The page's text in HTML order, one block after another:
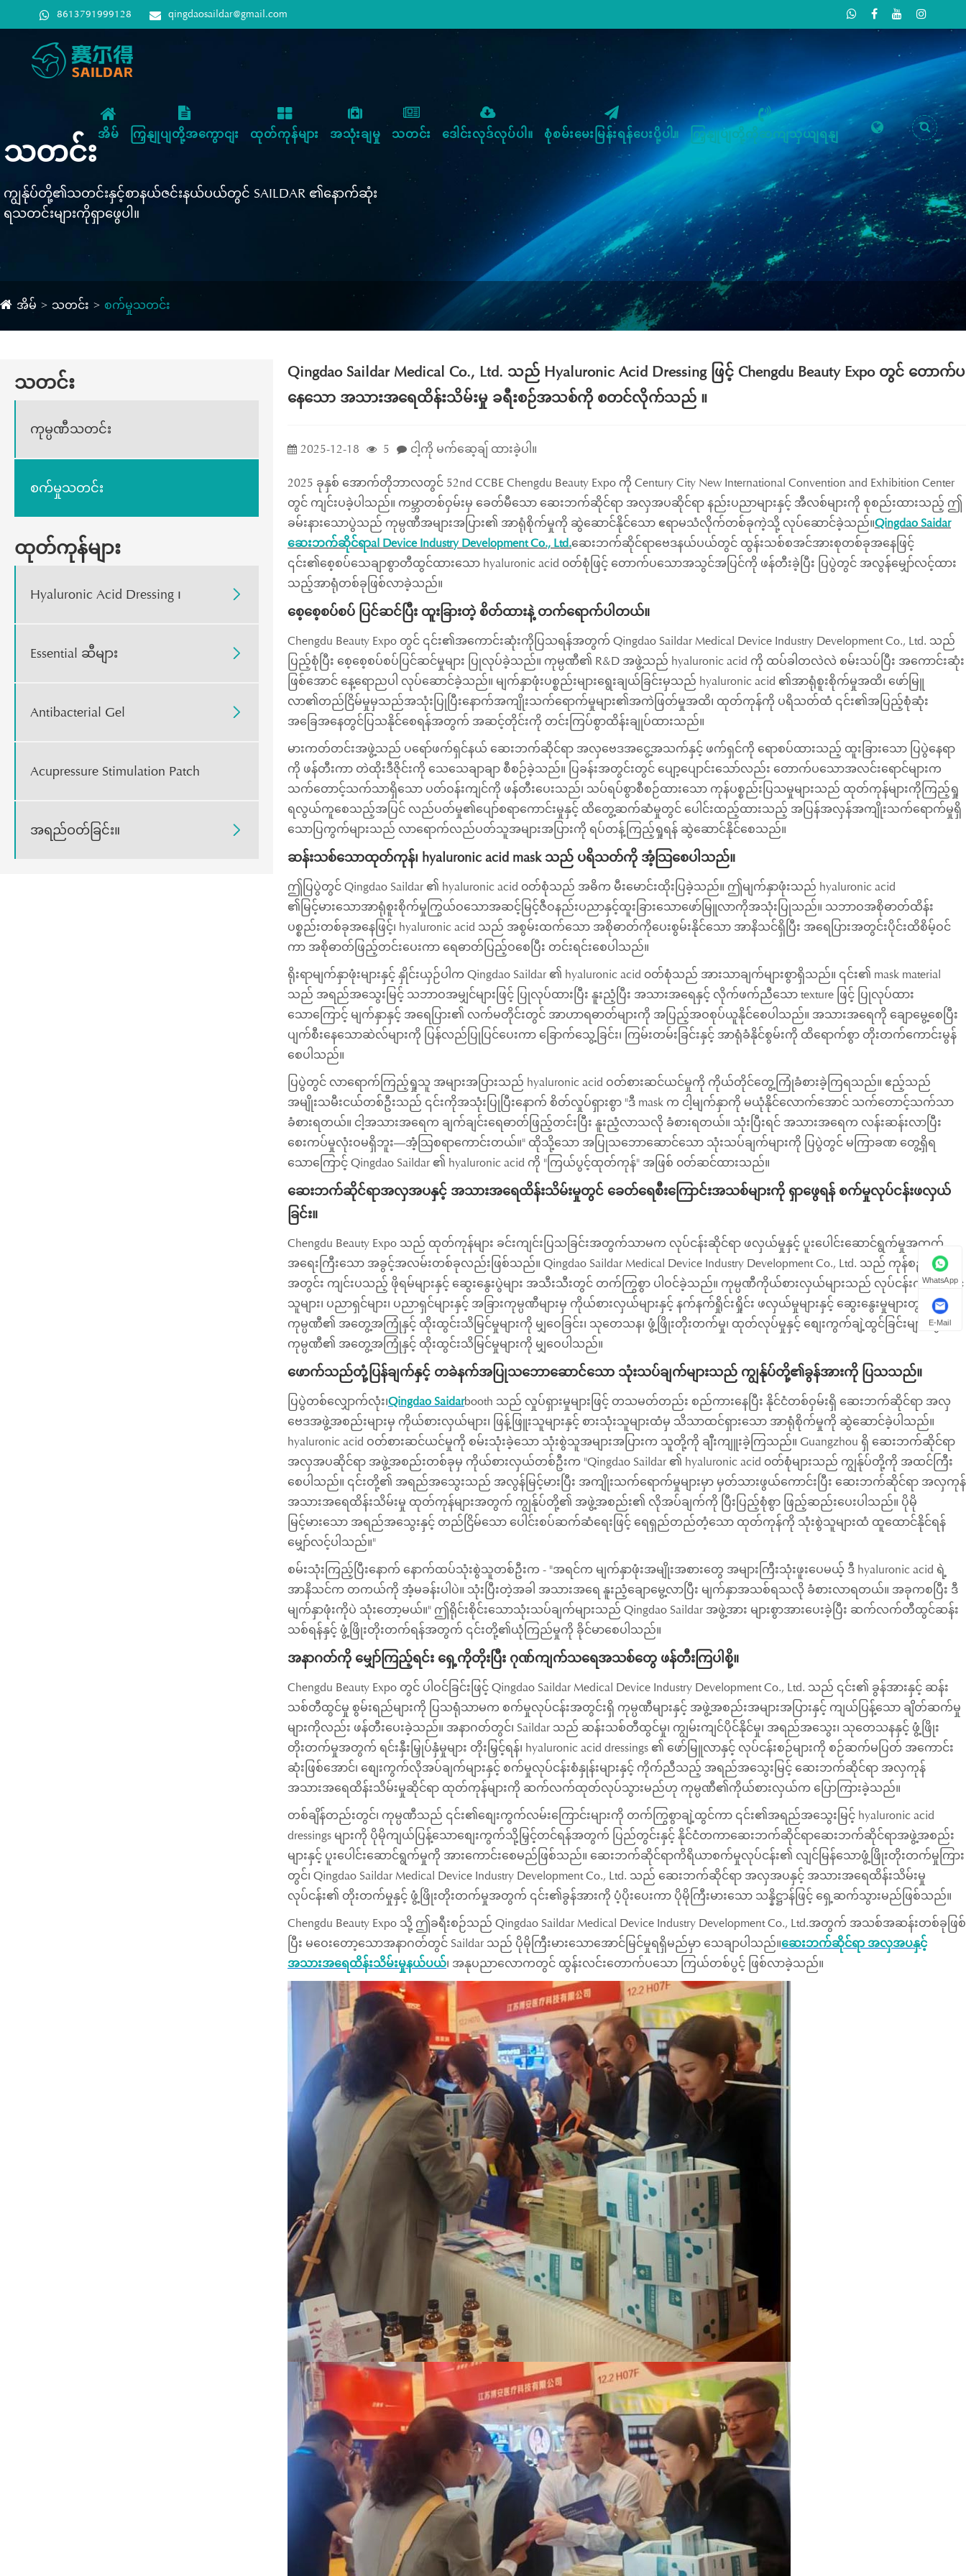
8613791999128 qingdaosaildar@gmail.com
အိမ် ကြှနျုပျတို့အကွောငျး ထုတ်ကုန်များ အသုံးချမှု သတင်း ဒေါင်းလုဒ်လုပ်ပါ။ စုံစမ်းမေးမြန်းရန်ပေးပို့ပါ။ ကြှနျုပျတို့ကိုဆကျသှယျရနျ
သတင်း
ကျွန်ုပ်တို့၏သတင်းနှင့်စာနယ်ဇင်းနယ်ပယ်တွင် SAILDAR ၏နောက်ဆုံး
ရသတင်းများကိုရှာဖွေပါ။
အိမ် သတင်း စက်မှုသတင်း
သတင်း
ကုမ္ပဏီသတင်း
စက်မှုသတင်း
ထုတ်ကုန်များ
Hyaluronic Acid Dressing ၊ 
Essential ဆီများ 
Antibacterial Gel 
Acupressure Stimulation Patch
အရည်ဝတ်ခြင်း။ 
Qingdao Saildar Medical Co., Ltd. သည် Hyaluronic Acid Dressing ဖြင့် Chengdu Beauty Expo တွင် တောက်ပ
နေသော အသားအရေထိန်းသိမ်းမှု ခရီးစဉ်အသစ်ကို စတင်လိုက်သည် ။
2025-12-18 5 ငါ့ကို မက်ဆေ့ချ် ထားခဲ့ပါ။
2025 ခုနှစ် အောက်တိုဘာလတွင် 52nd CCBE Chengdu Beauty Expo ကို Century City New International Convention and Exhibition Center
တွင် ကျင်းပခဲ့ပါသည်။ ကမ္ဘာတစ်ဝှမ်းမှ ခေတ်မီသော ဆေးဘက်ဆိုင်ရာ အလှအပဆိုင်ရာ နည်းပညာများနှင့် အီလစ်များကို စုစည်းထားသည့် ဤ
ခမ်းနားသောပွဲသည် ကုမ္ပဏီအများအပြား၏ အာရုံစိုက်မှုကို ဆွဲဆောင်နိုင်သော ဧရာမသံလိုက်တစ်ခုကဲ့သို့ လုပ်ဆောင်ခဲ့သည်။Qingdao Saidar
ဆေးဘက်ဆိုင်ရာal Device Industry Development Co., Ltd.ဆေးဘက်ဆိုင်ရာဗေဒနယ်ပယ်တွင် ထွန်းသစ်စအင်အားစုတစ်ခုအနေဖြင့်
၎င်း၏စေ့စပ်သေချာစွာတီထွင်ထားသော hyaluronic acid ၀တ်စုံဖြင့် တောက်ပသောအသွင်အပြင်ကို ဖန်တီးခဲ့ပြီး ပြပွဲတွင် အလွန်မျှော်လင့်ထား
သည့်အာရုံတစ်ခုဖြစ်လာခဲ့သည်။
စေ့စေ့စပ်စပ် ပြင်ဆင်ပြီး ထူးခြားတဲ့ စိတ်ထားနဲ့ တက်ရောက်ပါတယ်။
Chengdu Beauty Expo တွင် ၎င်း၏အကောင်းဆုံးကိုပြသရန်အတွက် Qingdao Saildar Medical Device Industry Development Co., Ltd. သည်
ပြည့်စုံပြီး စေ့စေ့စပ်စပ်ပြင်ဆင်မှုများ ပြုလုပ်ခဲ့သည်။ ကုမ္ပဏီ၏ R&D အဖွဲ့သည် hyaluronic acid ကို ထပ်ခါတလဲလဲ စမ်းသပ်ပြီး အကောင်းဆုံး
ဖြစ်အောင် နေ့ရောညပါ လုပ်ဆောင်ခဲ့သည်။ မျက်နှာဖုံးပစ္စည်းများရွေးချယ်ခြင်းမှသည် hyaluronic acid ၏အာရုံစူးစိုက်မှုအထိ၊ ဖော်မြူ
လာ၏တည်ငြိမ်မှုမှသည်အသုံးပြုပြီးနောက်အကျိုးသက်ရောက်မှုများ၏အကဲဖြတ်မှုအထိ၊ ထုတ်ကုန်ကို ပရိသတ်ထံ ၎င်း၏အပြည့်စုံဆုံး
အခြေအနေတွင်ပြသနိုင်စေရန်အတွက် အဆင့်တိုင်းကို တင်းကြပ်စွာထိန်းချုပ်ထားသည်။
မားကတ်တင်းအဖွဲ့သည် ပရော်ဖက်ရှင်နယ် ဆေးဘက်ဆိုင်ရာ အလှဗေဒအငွေ့အသက်နှင့် ဖက်ရှင်ကို ရောစပ်ထားသည့် ထူးခြားသော ပြပွဲနေရာ
ကို ဖန်တီးကာ တဲထိုးဒီဇိုင်းကို သေသေချာချာ စီစဉ်ခဲ့သည်။ ပြခန်းအတွင်းတွင် ပျော့ပျောင်းသော်လည်း တောက်ပသောအလင်းရောင်များက
သက်တောင့်သက်သာရှိသော ပတ်ဝန်းကျင်ကို ဖန်တီးပေးသည်၊ သပ်ရပ်စွာစီစဉ်ထားသော ကုန်ပစ္စည်းပြသမှုများသည် ထုတ်ကုန်များကိုကြည့်ရှု
ရလွယ်ကူစေသည့်အပြင် လည်ပတ်မှု၏ပျော်စရာကောင်းမှုနှင့် ထိတွေ့ဆက်ဆံမှုတွင် ပေါင်းထည့်ထားသည့် အပြန်အလှန်အကျိုးသက်ရောက်မှုရှိ
သောပြကွက်များသည် လာရောက်လည်ပတ်သူအများအပြားကို ရပ်တန့်ကြည့်ရှုရန် ဆွဲဆောင်နိုင်စေသည်။
ဆန်းသစ်သောထုတ်ကုန်၊ hyaluronic acid mask သည် ပရိသတ်ကို အံ့သြစေပါသည်။
ဤပြပွဲတွင် Qingdao Saildar ၏ hyaluronic acid ၀တ်စုံသည် အဓိက မီးမောင်းထိုးပြခဲ့သည်။ ဤမျက်နှာဖုံးသည် hyaluronic acid
၏မြင့်မားသောအာရုံစူးစိုက်မှုကြွယ်ဝသောအဆင့်မြင့်ဇီဝနည်းပညာနှင့်ထူးခြားသောဖော်မြူလာကိုအသုံးပြုသည်။ သဘာဝအစိုဓာတ်ထိန်း
ပစ္စည်းတစ်ခုအနေဖြင့်၊ hyaluronic acid သည် အစွမ်းထက်သော အစိုဓာတ်ကိုပေးစွမ်းနိုင်သော အာနိသင်ရှိပြီး အရေပြားအတွင်းပိုင်းထိစိမ့်ဝင်
ကာ အစိုဓာတ်ဖြည့်တင်းပေးကာ ရေဓာတ်ပြည့်ဝစေပြီး တင်းရင်းစေပါသည်။
ရိုးရာမျက်နှာဖုံးများနှင့် နှိုင်းယှဉ်ပါက Qingdao Saildar ၏ hyaluronic acid ၀တ်စုံသည် အားသာချက်များစွာရှိသည်။ ၎င်း၏ mask material
သည် အရည်အသွေးမြင့် သဘာဝအမျှင်များဖြင့် ပြုလုပ်ထားပြီး နူးညံ့ပြီး အသားအရေနှင့် လိုက်ဖက်ညီသော texture ဖြင့် ပြုလုပ်ထား
သောကြောင့် မျက်နှာနှင့် အရေပြား၏ လက်မတိုင်းတွင် အာဟာရဓာတ်များကို အပြည့်အဝစုပ်ယူနိုင်စေပါသည်။ အသားအရေကို ချောမွေ့စေပြီး
ပျက်စီးနေသောဆဲလ်များကို ပြန်လည်ပြုပြင်ပေးကာ ခြောက်သွေ့ခြင်း၊ ကြမ်းတမ်းခြင်းနှင့် အာရုံခံနိုင်စွမ်းကို ထိရောက်စွာ တိုးတက်ကောင်းမွန်
စေပါသည်။
ပြပွဲတွင် လာရောက်ကြည့်ရှုသူ အများအပြားသည် hyaluronic acid ဝတ်စားဆင်ယင်မှုကို ကိုယ်တိုင်တွေ့ကြုံခံစားခဲ့ကြရသည်။ ဧည့်သည်
အမျိုးသမီးငယ်တစ်ဦးသည် ၎င်းကိုအသုံးပြုပြီးနောက် စိတ်လှုပ်ရှားစွာ "ဒီ mask က ငါ့မျက်နှာကို မယုံနိုင်လောက်အောင် သက်တောင့်သက်သာ
ခံစားရတယ်။ ငါ့အသားအရေက ချက်ချင်းရေဓာတ်ဖြည့်တင်းပြီး နူးညံ့လာသလို ခံစားရတယ်။ သုံးပြီးရင် အသားအရေက လန်းဆန်းလာပြီး
စေးကပ်မှုလုံးဝမရှိဘူး—အံ့သြစရာကောင်းတယ်။" ထိုသို့သော အပြုသဘောဆောင်သော သုံးသပ်ချက်များကို ပြပွဲတွင် မကြာခဏ တွေ့ရှိရ
သောကြောင့် Qingdao Saildar ၏ hyaluronic acid ကို "ကြယ်ပွင့်ထုတ်ကုန်" အဖြစ် ၀တ်ဆင်ထားသည်။
ဆေးဘက်ဆိုင်ရာအလှအပနှင့် အသားအရေထိန်းသိမ်းမှုတွင် ခေတ်ရေစီးကြောင်းအသစ်များကို ရှာဖွေရန် စက်မှုလုပ်ငန်းဖလှယ်
ခြင်း။
Chengdu Beauty Expo သည် ထုတ်ကုန်များ ခင်းကျင်းပြသခြင်းအတွက်သာမက လုပ်ငန်းဆိုင်ရာ ဖလှယ်မှုနှင့် ပူးပေါင်းဆောင်ရွက်မှုအတွက်
အရေးကြီးသော အခွင့်အလမ်းတစ်ခုလည်းဖြစ်သည်။ Qingdao Saildar Medical Device Industry Development Co., Ltd. သည် ကုန်စည်ပြပွဲ
အတွင်း ကျင်းပသည့် ဖိုရမ်များနှင့် ဆွေးနွေးပွဲများ အသီးသီးတွင် တက်ကြွစွာ ပါဝင်ခဲ့သည်။ ကုမ္ပဏီကိုယ်စားလှယ်များသည် လုပ်ငန်းကျွမ်းကျင်
သူများ၊ ပညာရှင်များ၊ ပညာရှင်များနှင့် အခြားကုမ္ပဏီများမှ ကိုယ်စားလှယ်များနှင့် နက်နက်ရှိုင်းရှိုင်း ဖလှယ်မှုများနှင့် ဆွေးနွေးမှုများတွင်
ကုမ္ပဏီ၏ အတွေ့အကြုံနှင့် ထိုးထွင်းသိမြင်မှုများကို မျှဝေခြင်း၊ သုတေသန၊ ဖွံ့ဖြိုးတိုးတက်မှု၊ ထုတ်လုပ်မှုနှင့် စျေးကွက်ချဲ့ထွင်ခြင်းများတွင်
ကုမ္ပဏီ၏ အတွေ့အကြုံနှင့် ထိုးထွင်းသိမြင်မှုများကို မျှဝေပါသည်။
ဖောက်သည်တုံ့ပြန်ချက်နှင့် တခဲနက်အပြုသဘောဆောင်သော သုံးသပ်ချက်များသည် ကျွန်ုပ်တို့၏ခွန်အားကို ပြသသည်။
ပြပွဲတစ်လျှောက်လုံး၊Qingdao Saidarbooth သည် လှုပ်ရှားမှုများဖြင့် တသမတ်တည်း စည်ကားနေပြီး နိုင်ငံတစ်ဝှမ်းရှိ ဆေးဘက်ဆိုင်ရာ အလှ
ဗေဒအဖွဲ့အစည်းများမှ ကိုယ်စားလှယ်များ၊ ဖြန့်ဖြူးသူများနှင့် စားသုံးသူများထံမှ သိသာထင်ရှားသော အာရုံစိုက်မှုကို ဆွဲဆောင်ခဲ့ပါသည်။
hyaluronic acid ဝတ်စားဆင်ယင်မှုကို စမ်းသုံးခဲ့သော သုံးစွဲသူအများအပြားက သူတို့ကို ချီးကျူးခဲ့ကြသည်။ Guangzhou ရှိ ဆေးဘက်ဆိုင်ရာ
အလှအပဆိုင်ရာ အဖွဲ့အစည်းတစ်ခုမှ ကိုယ်စားလှယ်တစ်ဦးက "Qingdao Saildar ၏ hyaluronic acid ၀တ်စုံများသည် ကျွန်ုပ်တို့ကို အထင်ကြီး
စေပါသည်။ ၎င်းတို့၏ အရည်အသွေးသည် အလွန်မြင့်မားပြီး အကျိုးသက်ရောက်မှုများမှာ မှတ်သားဖွယ်ကောင်းပြီး ဆေးဘက်ဆိုင်ရာ အလှကုန်
အသားအရေထိန်းသိမ်းမှု ထုတ်ကုန်များအတွက် ကျွန်ုပ်တို့၏ အဖွဲ့အစည်း၏ လိုအပ်ချက်ကို ပြီးပြည့်စုံစွာ ဖြည့်ဆည်းပေးပါသည်။ ပိုမို
မြင့်မားသော အရည်အသွေးနှင့် တည်ငြိမ်သော ပေါင်းစပ်ဆက်ဆံရေးဖြင့် ရေရှည်တည်တံ့သော ထုတ်ကုန်ကို သုံးစွဲသူများထံ ထူထောင်နိုင်ရန်
မျှော်လင့်ပါသည်။"
စမ်းသုံးကြည့်ပြီးနောက် နောက်ထပ်သုံးစွဲသူတစ်ဦးက - "အရင်က မျက်နှာဖုံးအမျိုးအစားတွေ အများကြီးသုံးဖူးပေမယ့် ဒီ hyaluronic acid ရဲ့
အာနိသင်က တကယ်ကို အံ့မခန်းပါပဲ။ သုံးပြီးတဲ့အခါ အသားအရေ နူးညံ့ချောမွေ့လာပြီး မျက်နှာအသစ်ရသလို ခံစားလာရတယ်။ အခုကစပြီး ဒီ
မျက်နှာဖုံးကိုပဲ သုံးတော့မယ်။" ဤရိုင်းစိုင်းသောသုံးသပ်ချက်များသည် Qingdao Saildar အဖွဲ့အား များစွာအားပေးခဲ့ပြီး ဆက်လက်တီထွင်ဆန်း
သစ်ရန်နှင့် ဖွံ့ဖြိုးတိုးတက်ရန်အတွက် ၎င်းတို့၏ယုံကြည်မှုကို ခိုင်မာစေပါသည်။
အနာဂတ်ကို မျှော်ကြည့်ရင်း ရှေ့ကိုတိုးပြီး ဂုဏ်ကျက်သရေအသစ်တွေ ဖန်တီးကြပါစို့။
Chengdu Beauty Expo တွင် ပါဝင်ခြင်းဖြင့် Qingdao Saildar Medical Device Industry Development Co., Ltd. သည် ၎င်း၏ ခွန်အားနှင့် ဆန်း
သစ်တီထွင်မှု စွမ်းရည်များကို ပြသရုံသာမက စက်မှုလုပ်ငန်းအတွင်းရှိ ကုမ္ပဏီများနှင့် အဖွဲ့အစည်းအများအပြားနှင့် ကျယ်ပြန့်သော ချိတ်ဆက်မှု
များကိုလည်း ဖန်တီးပေးခဲ့သည်။ အနာဂတ်တွင်၊ Saildar သည် ဆန်းသစ်တီထွင်မှု၊ ကျွမ်းကျင်ပိုင်နိုင်မှု၊ အရည်အသွေး၊ သုတေသနနှင့် ဖွံ့ဖြိုး
တိုးတက်မှုအတွက် ရင်းနှီးမြှုပ်နှံမှုများ တိုးမြှင့်ရန်၊ hyaluronic acid dressings ၏ ဖော်မြူလာနှင့် လုပ်ငန်းစဉ်များကို စဉ်ဆက်မပြတ် အကောင်း
ဆုံးဖြစ်အောင်၊ စျေးကွက်လိုအပ်ချက်များနှင့် စက်မှုလုပ်ငန်းစံနှုန်းများနှင့် ကိုက်ညီသည့် အရည်အသွေးမြင့် ဆေးဘက်ဆိုင်ရာ အလှကုန်
အသားအရေထိန်းသိမ်းမှုဆိုင်ရာ ထုတ်ကုန်များကို ဆက်လက်ထုတ်လုပ်သွားမည်ဟု ကုမ္ပဏီ၏ကိုယ်စားလှယ်က ပြောကြားခဲ့သည်။
တစ်ချိန်တည်းတွင်၊ ကုမ္ပဏီသည် ၎င်း၏စျေးကွက်လမ်းကြောင်းများကို တက်ကြွစွာချဲ့ထွင်ကာ ၎င်း၏အရည်အသွေးမြင့် hyaluronic acid
dressings များကို ပိုမိုကျယ်ပြန့်သောစျေးကွက်သို့မြှင့်တင်ရန်အတွက် ပြည်တွင်းနှင့် နိုင်ငံတကာဆေးဘက်ဆိုင်ရာဆေးဘက်ဆိုင်ရာအဖွဲ့အစည်း
များနှင့် ပူးပေါင်းဆောင်ရွက်မှုကို အားကောင်းစေမည်ဖြစ်သည်။ ဆေးဘက်ဆိုင်ရာကိရိယာစက်မှုလုပ်ငန်း၏ လျင်မြန်သောဖွံ့ဖြိုးတိုးတက်မှုကြား
တွင်၊ Qingdao Saildar Medical Device Industry Development Co., Ltd. သည် ဆေးဘက်ဆိုင်ရာ အလှအပနှင့် အသားအရေထိန်းသိမ်းမှု
လုပ်ငန်း၏ တိုးတက်မှုနှင့် ဖွံ့ဖြိုးတိုးတက်မှုအတွက် ၎င်း၏ခွန်အားကို ပံ့ပိုးပေးကာ ပိုမိုကြီးမားသော သန္နိဋ္ဌာန်ဖြင့် ရှေ့ဆက်သွားမည်ဖြစ်သည်။
Chengdu Beauty Expo သို့ ဤခရီးစဉ်သည် Qingdao Saildar Medical Device Industry Development Co., Ltd.အတွက် အသစ်အဆန်းတစ်ခုဖြစ်
ပြီး မဝေးတော့သောအနာဂတ်တွင် Saildar သည် ပိုမိုကြီးမားသောအောင်မြင်မှုရရှိမည်မှာ သေချာပါသည်။ဆေးဘက်ဆိုင်ရာ အလှအပနှင့်
အသားအရေထိန်းသိမ်းမှုနယ်ပယ်၊ အနုပညာလောကတွင် ထွန်းလင်းတောက်ပသော ကြယ်တစ်ပွင့် ဖြစ်လာခဲ့သည်။
WhatsApp
E-Mail